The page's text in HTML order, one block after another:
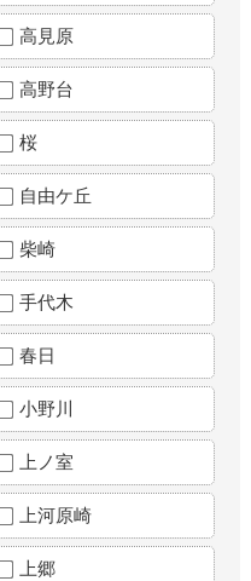
高見原
高野台
桜
自由ケ丘
柴崎
手代木
春日
小野川
上ノ室
上河原崎
上郷